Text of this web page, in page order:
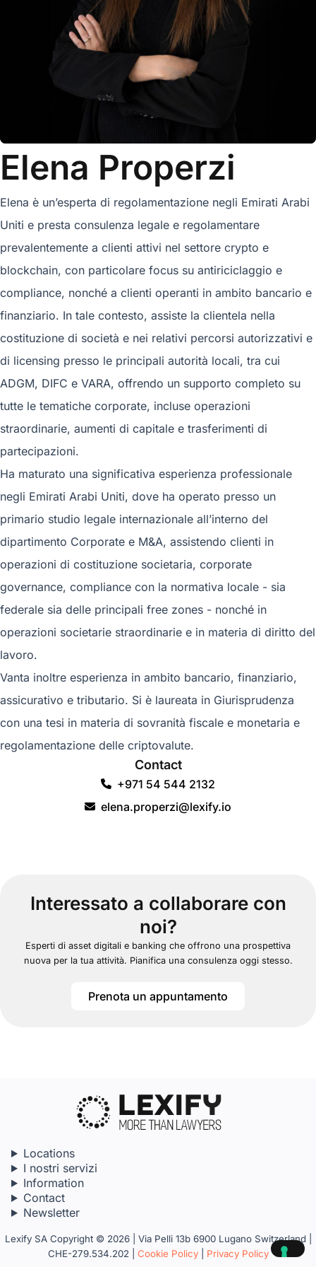
Elena Properzi
Elena è un’esperta di regolamentazione negli Emirati Arabi
Uniti e presta consulenza legale e regolamentare
prevalentemente a clienti attivi nel settore crypto e
blockchain, con particolare focus su antiriciclaggio e
compliance, nonché a clienti operanti in ambito bancario e
finanziario. In tale contesto, assiste la clientela nella
costituzione di società e nei relativi percorsi autorizzativi e
di licensing presso le principali autorità locali, tra cui
ADGM, DIFC e VARA, offrendo un supporto completo su
tutte le tematiche corporate, incluse operazioni
straordinarie, aumenti di capitale e trasferimenti di
partecipazioni.
Ha maturato una significativa esperienza professionale
negli Emirati Arabi Uniti, dove ha operato presso un
primario studio legale internazionale all’interno del
dipartimento Corporate e M&A, assistendo clienti in
operazioni di costituzione societaria, corporate
governance, compliance con la normativa locale - sia
federale sia delle principali free zones - nonché in
operazioni societarie straordinarie e in materia di diritto del
lavoro.
Vanta inoltre esperienza in ambito bancario, finanziario,
assicurativo e tributario. Si è laureata in Giurisprudenza
con una tesi in materia di sovranità fiscale e monetaria e
regolamentazione delle criptovalute.
Contact
+971 54 544 2132
elena.properzi@lexify.io
Interessato a collaborare con
noi?
Esperti di asset digitali e banking che offrono una prospettiva
nuova per la tua attività. Pianifica una consulenza oggi stesso.
Prenota un appuntamento
Locations
I nostri servizi
Information
Contact
Newsletter
Lexify SA Copyright © 2026 | Via Pelli 13b 6900 Lugano Switzerland |
CHE-279.534.202 | Cookie Policy| Privacy Policy